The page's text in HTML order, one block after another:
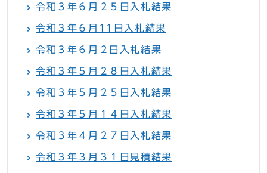
令和３年６月２５日入札結果
令和３年６月11日入札結果
令和３年６月２日入札結果
令和３年５月２８日入札結果
令和３年５月２５日入札結果
令和３年５月１４日入札結果
令和３年４月２７日入札結果
令和３年３月３１日見積結果